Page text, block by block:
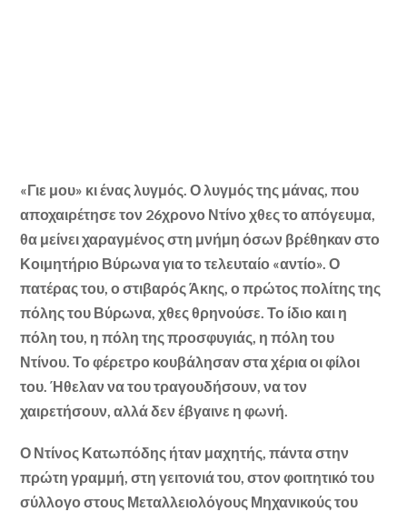
«Γιε μου» κι ένας λυγμός. Ο λυγμός της μάνας, που
αποχαιρέτησε τον 26χρονο Ντίνο χθες το απόγευμα,
θα μείνει χαραγμένος στη μνήμη όσων βρέθηκαν στο
Κοιμητήριο Βύρωνα για το τελευταίο «αντίο». Ο
πατέρας του, ο στιβαρός Άκης, ο πρώτος πολίτης της
πόλης του Βύρωνα, χθες θρηνούσε. Το ίδιο και η
πόλη του, η πόλη της προσφυγιάς, η πόλη του
Ντίνου. Το φέρετρο κουβάλησαν στα χέρια οι φίλοι
του. Ήθελαν να του τραγουδήσουν, να τον
χαιρετήσουν, αλλά δεν έβγαινε η φωνή.
Ο Ντίνος Κατωπόδης ήταν μαχητής, πάντα στην
πρώτη γραμμή, στη γειτονιά του, στον φοιτητικό του
σύλλογο στους Μεταλλειολόγους Μηχανικούς του